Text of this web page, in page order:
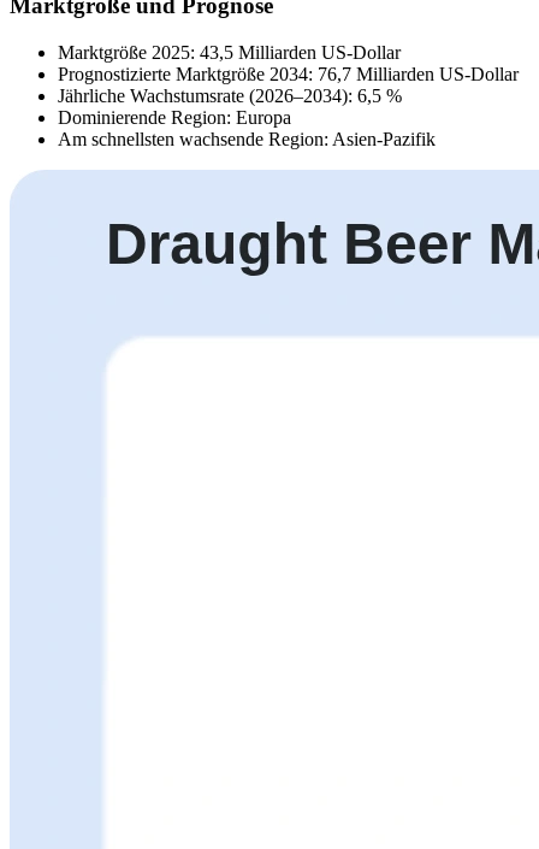
Marktgröße und Prognose
Marktgröße 2025: 43,5 Milliarden US-Dollar
Prognostizierte Marktgröße 2034: 76,7 Milliarden US-Dollar
Jährliche Wachstumsrate (2026–2034): 6,5 %
Dominierende Region: Europa
Am schnellsten wachsende Region: Asien-Pazifik